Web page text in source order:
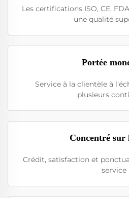
Les certifications ISO, CE,
une qualité
Portée
Service à la clientèle à
plusieurs
Concentré sur
Crédit, satisfaction et
service